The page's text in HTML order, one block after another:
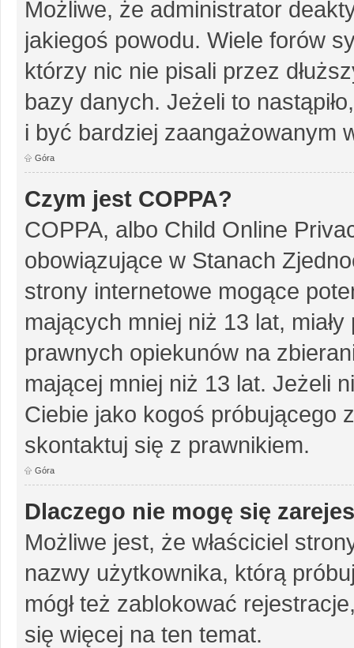
Możliwe, że administrator
jakiegoś powodu. Wiele forów
którzy nic nie pisali przez
bazy danych. Jeżeli to
i być bardziej zaangażowanym
Góra
Czym jest COPPA?
COPPA, albo Child Online
obowiązujące w Stanach
strony internetowe mogące
mających mniej niż 13 lat,
prawnych opiekunów na
mającej mniej niż 13 lat. Jeżeli
Ciebie jako kogoś próbującego
skontaktuj się z prawnikiem.
Góra
Dlaczego nie mogę się
Możliwe jest, że właściciel
nazwy użytkownika, którą
mógł też zablokować
się więcej na ten temat.